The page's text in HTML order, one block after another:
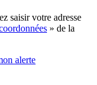
saisir votre adresse
» de la
alerte